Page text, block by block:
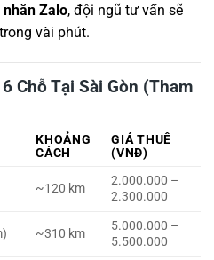
Zalo, đội ngũ tư vấn sẽ
vài phút.
Chỗ Tại Sài Gòn (Tham
KHOẢNG
CÁCH
GIÁ THUÊ
(VNĐ)
~120 km
2.000.000 –
2.300.000
~310 km
5.000.000 –
5.500.000